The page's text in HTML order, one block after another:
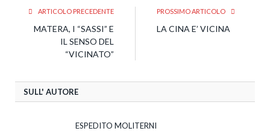
ARTICOLO PRECEDENTE
MATERA, I “SASSI” E
IL SENSO DEL
“VICINATO”
PROSSIMO ARTICOLO
LA CINA E’ VICINA
SULL' AUTORE
ESPEDITO MOLITERNI